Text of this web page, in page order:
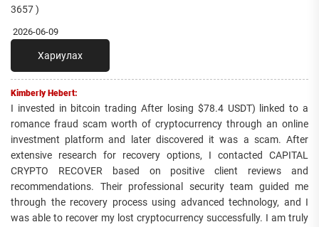
3657 )
2026-06-09
Хариулах
Kimberly Hebert:
I invested in bitcoin trading After losing $78.4 USDT) linked to a
romance fraud scam worth of cryptocurrency through an online
investment platform and later discovered it was a scam. After
extensive research for recovery options, I contacted CAPITAL
CRYPTO RECOVER based on positive client reviews and
recommendations. Their professional security team guided me
through the recovery process using advanced technology, and I
was able to recover my lost cryptocurrency successfully. I am truly